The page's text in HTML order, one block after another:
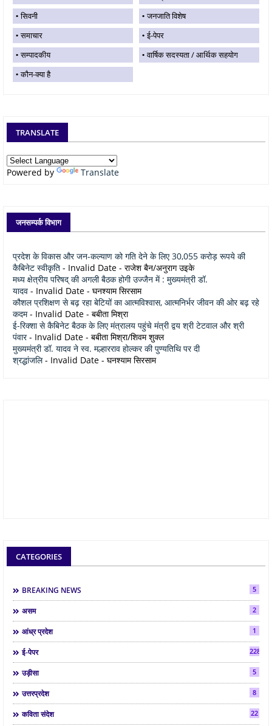
सिवनी
जनजाति विशेष
समाचार
ई-पेपर
सम्पादकीय
वार्षिक सदस्यता / आर्थिक सहयोग
कौन-क्या है
TRANSLATE
Powered by Translate
जनसम्पर्क विभाग
प्रदेश के विकास और जन-कल्याण को गति देने के लिए 30,055 करोड़ रूपये की
कैबिनेट स्वीकृति - Invalid Date - राजेश बैन/अनुराग उइके
मध्य क्षेत्रीय परिषद् की अगली बैठक होगी उज्जैन में : मुख्यमंत्री डॉ.
यादव - Invalid Date - घनश्याम सिरसाम
कौशल प्रशिक्षण से बढ़ रहा बेटियों का आत्मविश्वास, आत्मनिर्भर जीवन की ओर बढ़ रहे
कदम- Invalid Date - बबीता मिश्रा
ई-रिक्शा से कैबिनेट बैठक के लिए मंत्रालय पहुंचे मंत्री द्वय श्री टेटवाल और श्री
पंवार- Invalid Date - बबीता मिश्रा/शिवम शुक्ल
मुख्यमंत्री डॉ. यादव ने स्व. मल्हारराव होल्कर की पुण्यतिथि पर दी
श्रद्धांजलि- Invalid Date - घनश्याम सिरसाम
CATEGORIES
BREAKING NEWS 5
असम 2
आंध्र प्रदेश 1
ई-पेपर 2286
उड़ीसा 5
उत्तरप्रदेश 8
कविता संदेश 22